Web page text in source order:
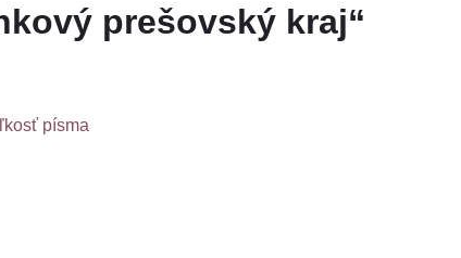
prešovský kraj“
písma